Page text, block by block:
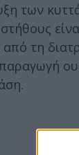
των
από τη